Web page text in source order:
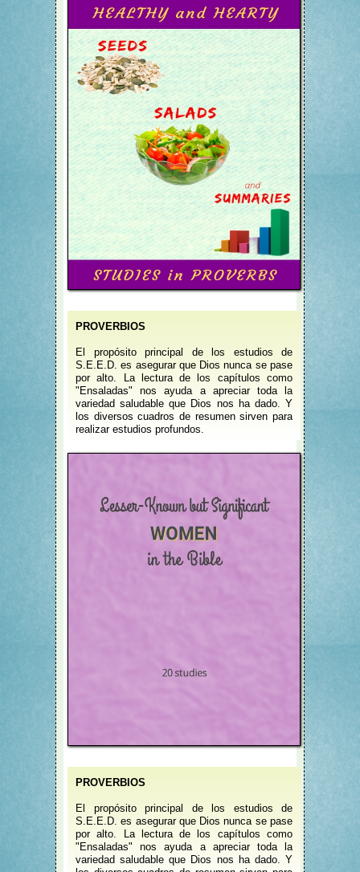
PROVERBIOS
El propósito principal de los estudios de
S.E.E.D. es asegurar que Dios nunca se pase
por alto. La lectura de los capítulos como
"Ensaladas" nos ayuda a apreciar toda la
variedad saludable que Dios nos ha dado. Y
los diversos cuadros de resumen sirven para
realizar estudios profundos.
PROVERBIOS
El propósito principal de los estudios de
S.E.E.D. es asegurar que Dios nunca se pase
por alto. La lectura de los capítulos como
"Ensaladas" nos ayuda a apreciar toda la
variedad saludable que Dios nos ha dado. Y